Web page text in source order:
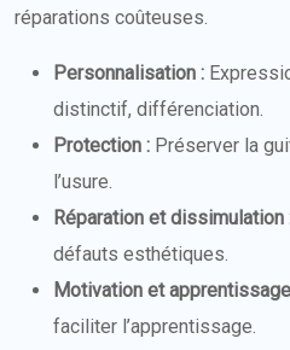
réparations coûteuses.
Personnalisation :
distinctif, différenciation.
Protection : Préserver la
l’usure.
Réparation et dissimulation
défauts esthétiques.
Motivation et
faciliter l’apprentissage.